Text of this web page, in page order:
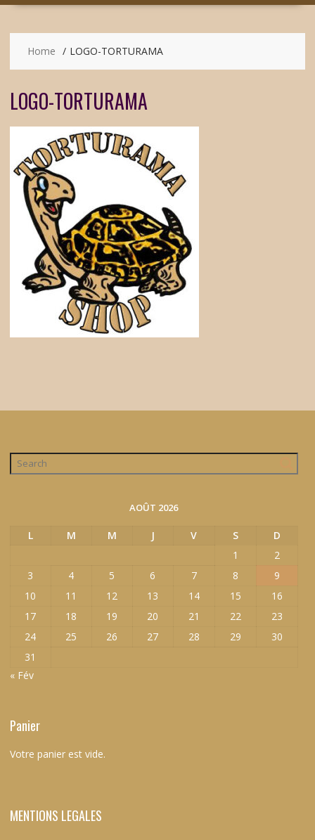
Home LOGO-TORTURAMA
LOGO-TORTURAMA
AOÛT 2026
L M M J V S
D
1
2
3
4 5 6 7 8
9
10
11 12 13 14 15
16
17
18 19 20 21 22
23
24
25 26 27 28 29
30
31
« Fév
Panier
Votre panier est vide.
MENTIONS LEGALES